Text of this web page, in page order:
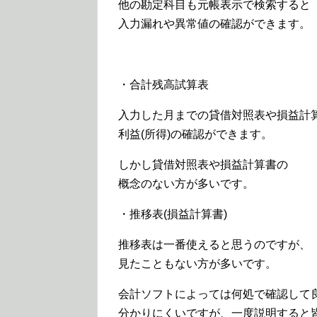
他の勘定科目も元帳表示で検索すると
入力漏れや異常値の確認ができます。
・合計残高試算表
入力した月までの貸借対照表や損益計
利益(所得)の確認ができます。
しかし貸借対照表や損益計算書の
概念のない方が多いです。
・推移表(損益計算書)
推移表は一番使えると思うのですが、
見たこともない方が多いです。
会計ソフトによっては何処で確認して
分かりにくいですが、一度説明すると